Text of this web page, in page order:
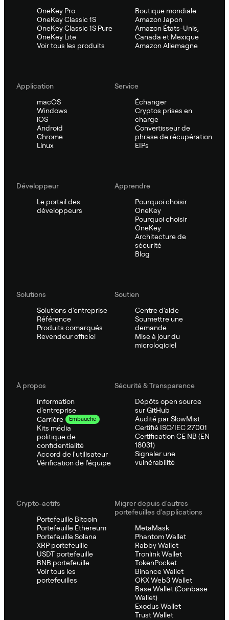
OneKey Pro
OneKey Classic 1S
OneKey Classic 1S Pure
OneKey Lite
Voir tous les produits
Boutique mondiale
Amazon Japon
Amazon États-Unis,
Canada et Mexique
Amazon Allemagne
Application
macOS
Windows
iOS
Android
Chrome
Linux
Service
Échanger
Cryptos prises en
charge
Convertisseur de
phrase de récupération
EIPs
Développeur
Le portail des
développeurs
Apprendre
Pourquoi choisir
OneKey
Pourquoi choisir
OneKey
Architecture de
sécurité
Blog
Solutions
Solutions d'entreprise
Référence
Produits comarqués
Revendeur officiel
Soutien
Centre d'aide
Soumettre une
demande
Mise à jour du
micrologiciel
À propos
Information
d'entreprise
Carrière
Embauche
Kits média
politique de
confidentialité
Accord de l'utilisateur
Vérification de l'équipe
Sécurité & Transparence
Dépôts open source
sur GitHub
Audité par SlowMist
Certifié ISO/IEC 27001
Certification CE NB (EN
18031)
Signaler une
vulnérabilité
Crypto-actifs
Portefeuille Bitcoin
Portefeuille Ethereum
Portefeuille Solana
XRP portefeuille
USDT portefeuille
BNB portefeuille
Voir tous les
portefeuilles
Migrer depuis d'autres
portefeuilles d'applications
MetaMask
Phantom Wallet
Rabby Wallet
Tronlink Wallet
TokenPocket
Binance Wallet
OKX Web3 Wallet
Base Wallet (Coinbase
Wallet)
Exodus Wallet
Trust Wallet